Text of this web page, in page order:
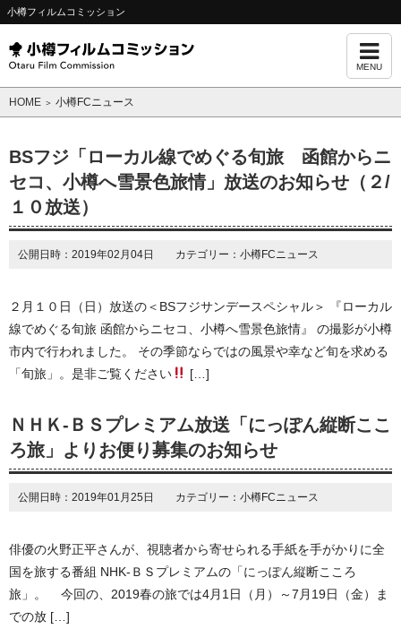
小樽フィルムコミッション
MENU
HOME ＞ 小樽FCニュース
BSフジ「ローカル線でめぐる旬旅 函館からニ
セコ、小樽へ雪景色旅情」放送のお知らせ（２/
１０放送）
公開日時：2019年02月04日 カテゴリー：小樽FCニュース
２月１０日（日）放送の＜BSフジサンデースペシャル＞ 『ローカル
線でめぐる旬旅 函館からニセコ、小樽へ雪景色旅情』 の撮影が小樽
市内で行われました。 その季節ならではの風景や幸など旬を求める
「旬旅」。是非ご覧ください
[…]
ＮＨＫ-ＢＳプレミアム放送「にっぽん縦断ここ
ろ旅」よりお便り募集のお知らせ
公開日時：2019年01月25日 カテゴリー：小樽FCニュース
俳優の火野正平さんが、視聴者から寄せられる手紙を手がかりに全
国を旅する番組 NHK-ＢＳプレミアムの「にっぽん縦断こころ
旅」。 今回の、2019春の旅では4月1日（月）～7月19日（金）ま
での放 […]